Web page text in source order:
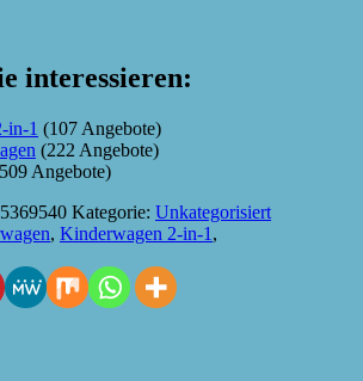
interessieren:
in-1 (107 Angebote)
(222 Angebote)
Angebote)
Kategorie: Unkategorisiert
, Kinderwagen 2-in-1 ,